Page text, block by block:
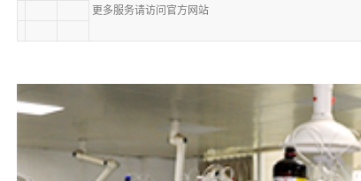
更多服务请访问官方网站